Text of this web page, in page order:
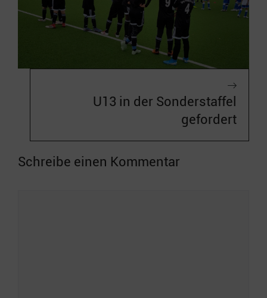
U13 in der Sonderstaffel
gefordert
Schreibe einen Kommentar